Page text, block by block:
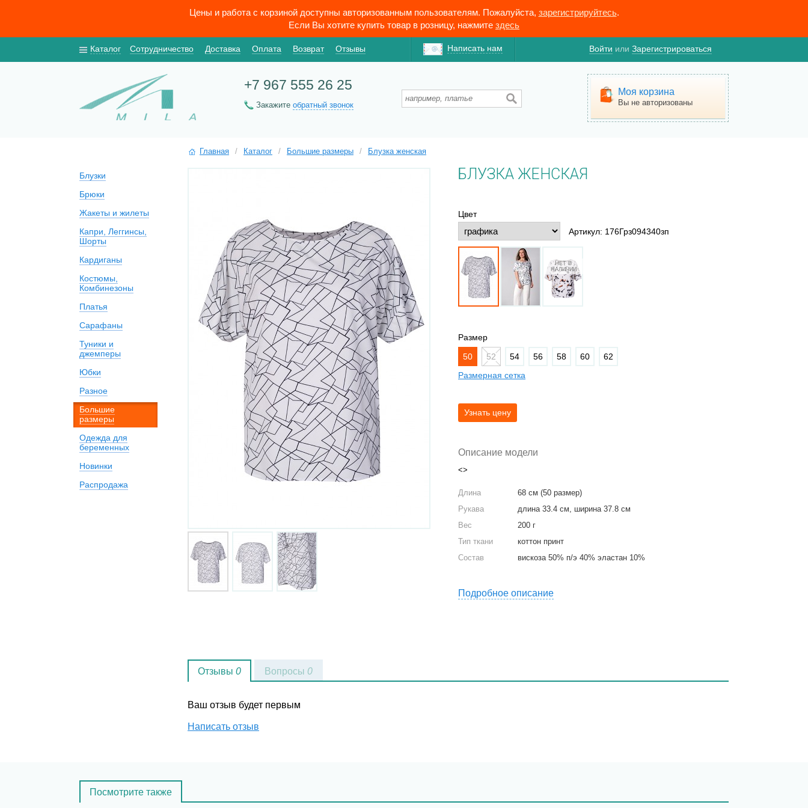
Цены и работа с корзиной доступны авторизованным пользователям. Пожалуйста, зарегистрируйтесь.
Если Вы хотите купить товар в розницу, нажмите здесь
Каталог Сотрудничество Доставка Оплата Возврат Отзывы Написать нам Войти или Зарегистрироваться
+7 967 555 26 25
Закажите обратный звонок
Моя корзина
Вы не авторизованы
Блузки
Брюки
Жакеты и жилеты
Капри, Леггинсы,
Шорты
Кардиганы
Костюмы,
Комбинезоны
Платья
Сарафаны
Туники и
джемперы
Юбки
Разное
Большие
размеры
Одежда для
беременных
Новинки
Распродажа
Главная / Каталог / Большие размеры / Блузка женская
БЛУЗКА ЖЕНСКАЯ
Цвет
Артикул: 176Грз094340зп
Размер
50
52 54 56 58 60
62
Размерная сетка
Описание модели
<>
Длина
68 см (50 размер)
Рукава
длина 33.4 см, ширина 37.8 см
Вес
200 г
Тип ткани
коттон принт
Состав
вискоза 50% п/э 40% эластан 10%
Подробное описание
Отзывы 0
Ваш отзыв будет первым
Написать отзыв
Вопросы 0
Посмотрите также